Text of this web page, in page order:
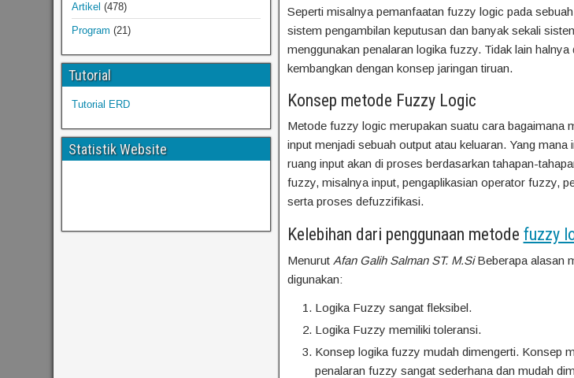
Seperti misalnya pemanfaatan fuzzy logic pada
sistem pengambilan keputusan dan banyak sekali
menggunakan penalaran logika fuzzy. Tidak lain
kembangkan dengan konsep jaringan tiruan.
Konsep metode Fuzzy Logic
Metode fuzzy logic merupakan suatu cara bagaimana
input menjadi sebuah output atau keluaran. Yang
ruang input akan di proses berdasarkan tahapan-
fuzzy, misalnya input, pengaplikasian operator fuzzy,
serta proses defuzzifikasi.
Kelebihan dari penggunaan metode fuzzy
Menurut Afan Galih Salman ST. M.Si Beberapa alasan
digunakan:
Logika Fuzzy sangat fleksibel.
Logika Fuzzy memiliki toleransi.
Konsep logika fuzzy mudah dimengerti. Konsep
penalaran fuzzy sangat sederhana dan mudah
Artikel (478)
Program (21)
Tutorial
Tutorial ERD
Statistik Website